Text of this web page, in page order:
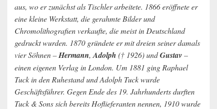
aus, wo er zunächst als Tischler arbeitete. 1866 eröffnete er
eine kleine Werkstatt, die gerahmte Bilder und
Chromolithografien verkaufte, die meist in Deutschland
gedruckt wurden. 1870 gründete er mit dreien seiner damals
vier Söhnen –Hermann, Adolph († 1926) undGustav–
einen eigenen Verlag in London. Um 1881 ging Raphael
Tuck in den Ruhestand und Adolph Tuck wurde
Geschäftsführer. Gegen Ende des 19. Jahrhunderts durften
Tuck & Sons sich bereits Hoflieferanten nennen, 1910 wurde